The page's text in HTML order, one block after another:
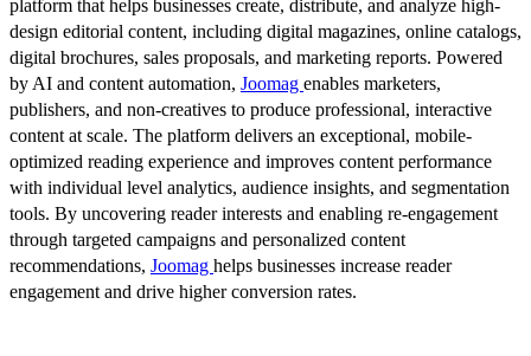
platform that helps businesses create, distribute, and analyze high-
design editorial content, including digital magazines, online catalogs,
digital brochures, sales proposals, and marketing reports. Powered
by AI and content automation, Joomag enables marketers,
publishers, and non-creatives to produce professional, interactive
content at scale. The platform delivers an exceptional, mobile-
optimized reading experience and improves content performance
with individual level analytics, audience insights, and segmentation
tools. By uncovering reader interests and enabling re-engagement
through targeted campaigns and personalized content
recommendations, Joomag helps businesses increase reader
engagement and drive higher conversion rates.